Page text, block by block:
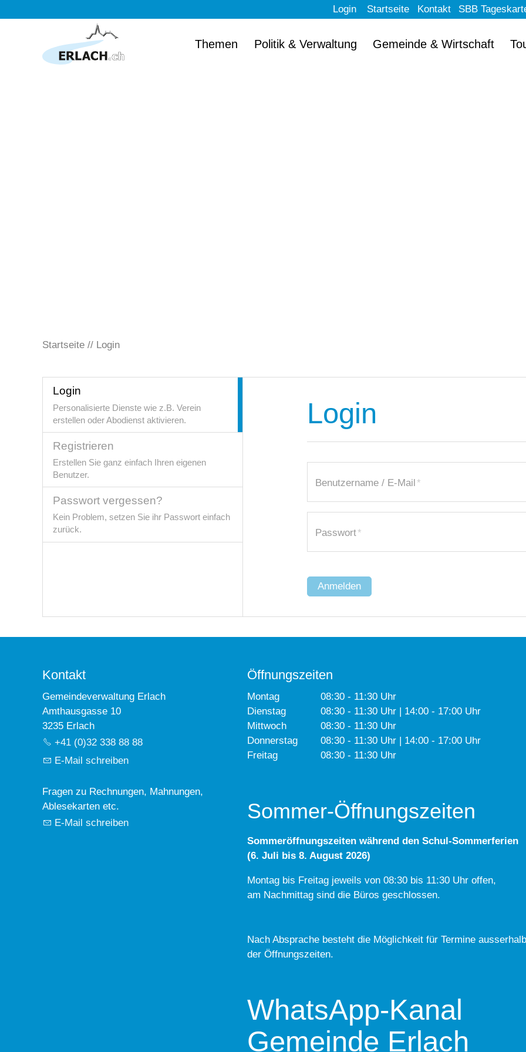
Startseite Kontakt SBB
Login
Themen Politik & Verwaltung Gemeinde & Wirtschaft
Startseite Login
Login
Personalisierte Dienste wie z.B. Verein
erstellen oder Abodienst aktivieren.
Registrieren
Erstellen Sie ganz einfach Ihren eigenen
Benutzer.
Passwort vergessen?
Kein Problem, setzen Sie ihr Passwort einfach
zurück.
Login
Benutzername / E-Mail *
Passwort*
Anmelden
Kontakt
Gemeindeverwaltung Erlach
Amthausgasse 10
3235 Erlach
+41 (0)32 338 88 88
E-Mail schreiben
Fragen zu Rechnungen, Mahnungen,
Ablesekarten etc.
E-Mail schreiben
Öffnungszeiten
Montag
Dienstag
Mittwoch
Donnerstag
Freitag
08:30 - 11:30 Uhr
08:30 - 11:30 Uhr | 14:00 - 17:00 Uhr
08:30 - 11:30 Uhr
08:30 - 11:30 Uhr | 14:00 - 17:00 Uhr
08:30 - 11:30 Uhr
Sommer-Öffnungszeiten
Sommeröffnungszeiten während den Schul-Sommerferien
(6. Juli bis 8. August 2026)
Montag bis Freitag jeweils von 08:30 bis 11:30 Uhr offen,
am Nachmittag sind die Büros geschlossen.
Nach Absprache besteht die Möglichkeit für Termine ausserhalb
der Öffnungszeiten.
WhatsApp-Kanal
Gemeinde Erlach